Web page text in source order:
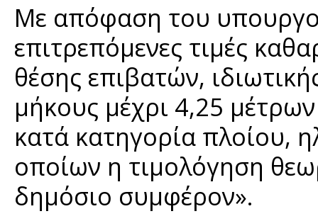
Με απόφαση του
επιτρεπόμενες τιμές
θέσης επιβατών,
μήκους μέχρι 4,25
κατά κατηγορία πλοίου,
οποίων η τιμολόγηση
δημόσιο συμφέρον».